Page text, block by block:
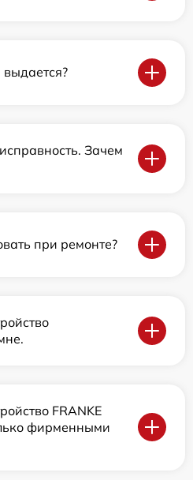
Зачем
при ремонте?
FRANKE
фирменными